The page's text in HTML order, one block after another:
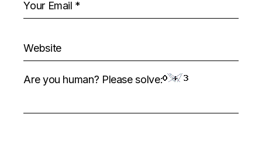
Are you human? Please solve: